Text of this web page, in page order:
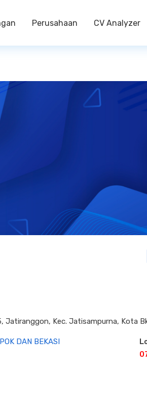
Perusahaan CV Analyzer
Jatiranggon, Kec. Jatisampurna, Kota
DAN BEKASI